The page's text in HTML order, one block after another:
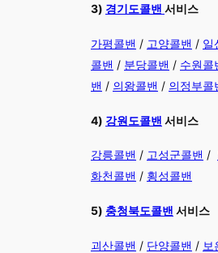
3) 경기도콜밴 서비스
가평콜밴 / 고양콜밴 / 일
콜밴 / 분당콜밴 / 수원콜
밴 / 의왕콜밴 / 의정부콜
4) 강원도콜밴 서비스
강릉콜밴 / 고성군콜밴 /
화천콜밴 / 횡성콜밴
5) 충청북도콜밴 서비스
괴산콜밴 / 단양콜밴 / 보